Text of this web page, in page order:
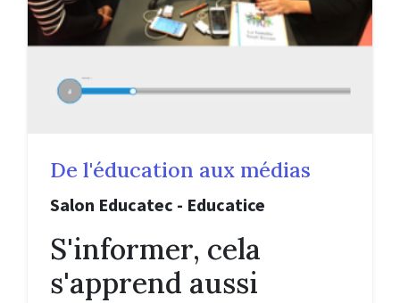
De l'éducation aux médias
Salon Educatec - Educatice
S'informer, cela
s'apprend aussi